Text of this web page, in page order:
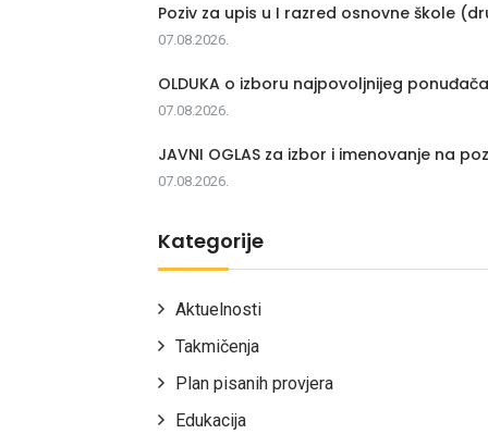
Poziv za upis u I razred osnovne škole
07.08.2026.
OLDUKA o izboru najpovoljnijeg
07.08.2026.
JAVNI OGLAS za izbor i imenovanje na
07.08.2026.
Kategorije
Aktuelnosti
Takmičenja
Plan pisanih provjera
Edukacija